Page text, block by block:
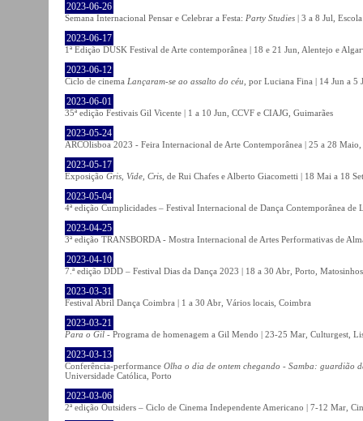
2023-06-26
Semana Internacional Pensar e Celebrar a Festa: Party Studies | 3 a 8 Jul,
2023-06-17
1ª Edição DUSK Festival de Arte contemporânea | 18 e 21 Jun, Alentejo e
2023-06-12
Ciclo de cinema Lançaram-se ao assalto do céu , por Luciana Fina | 14 Jun a 5
2023-06-01
35ª edição Festivais Gil Vicente | 1 a 10 Jun, CCVF e CIAJG, Guimarães
2023-05-24
ARCOlisboa 2023 - Feira Internacional de Arte Contemporânea | 25 a 28
2023-05-17
Exposição Gris, Vide, Cris , de Rui Chafes e Alberto Giacometti | 18 Mai a 18
2023-05-04
4ª edição Cumplicidades – Festival Internacional de Dança Contemporânea
2023-04-25
3ª edição TRANSBORDA - Mostra Internacional de Artes Performativas de
2023-04-10
7.ª edição DDD – Festival Dias da Dança 2023 | 18 a 30 Abr, Porto,
2023-03-31
Festival Abril Dança Coimbra | 1 a 30 Abr, Vários locais, Coimbra
2023-03-21
Para o Gil - Programa de homenagem a Gil Mendo | 23-25 Mar, Culturgest,
2023-03-13
Conferência-performance Olha o dia de ontem chegando - Samba: guardião
Universidade Católica, Porto
2023-03-06
2ª edição Outsiders – Ciclo de Cinema Independente Americano | 7-12 Mar,